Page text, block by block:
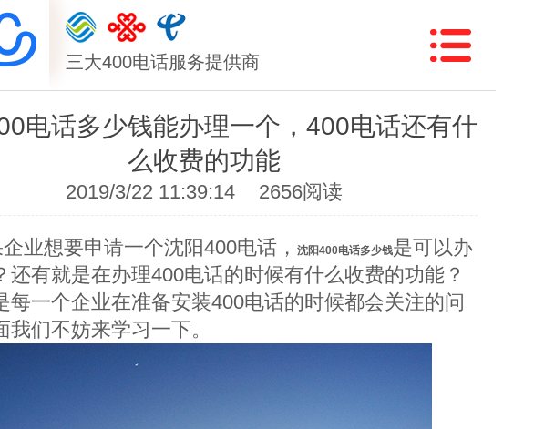
三大400电话服务提供商
电话多少钱能办理一个，400电话还有什
么收费的功能
2019/3/22 11:39:14 2656阅读
想要申请一个沈阳400电话， 沈阳400电话多少钱是可以办
还有就是在办理400电话的时候有什么收费的功能？
每一个企业在准备安装400电话的时候都会关注的问
我们不妨来学习一下。